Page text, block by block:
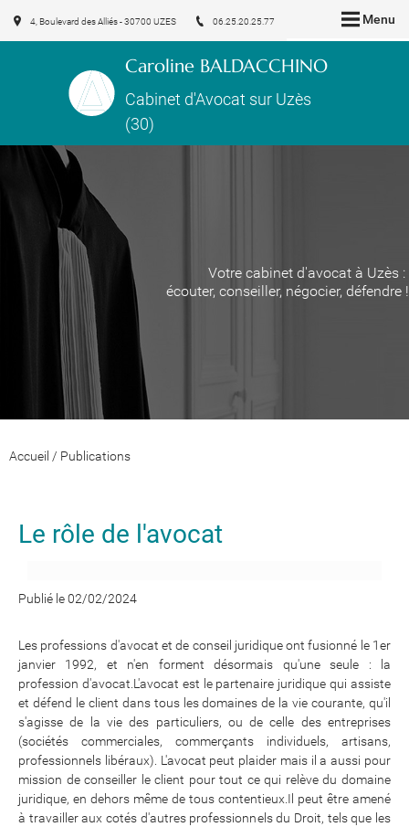
Menu
Caroline BALDACCHINO
Cabinet d'Avocat sur Uzès
(30)
4, Boulevard des Alliés - 30700 UZES 06.25.20.25.77
Votre cabinet d'avocat à Uzès :
écouter, conseiller, négocier, défendre !
Accueil / Publications
Le rôle de l'avocat
Publié le 02/02/2024
Les professions d'avocat et de conseil juridique ont fusionné le 1er
janvier 1992, et n'en forment désormais qu'une seule : la
profession d'avocat.L'avocat est le partenaire juridique qui assiste
et défend le client dans tous les domaines de la vie courante, qu'il
s'agisse de la vie des particuliers, ou de celle des entreprises
(sociétés commerciales, commerçants individuels, artisans,
professionnels libéraux). L'avocat peut plaider mais il a aussi pour
mission de conseiller le client pour tout ce qui relève du domaine
juridique, en dehors même de tous contentieux.Il peut être amené
à travailler aux cotés d'autres professionnels du Droit, tels que les